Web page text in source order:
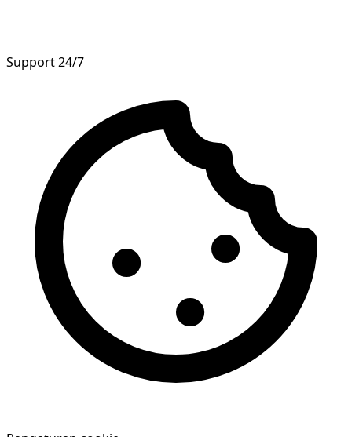
Support 24/7